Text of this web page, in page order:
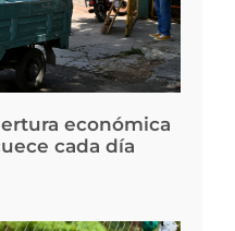
económica
cada día